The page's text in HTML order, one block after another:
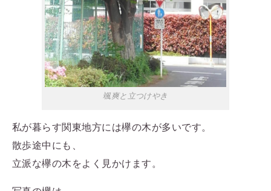
颯爽と立つけやき
私が暮らす関東地方には欅の木が多いです。
散歩途中にも、
立派な欅の木をよく見かけます。